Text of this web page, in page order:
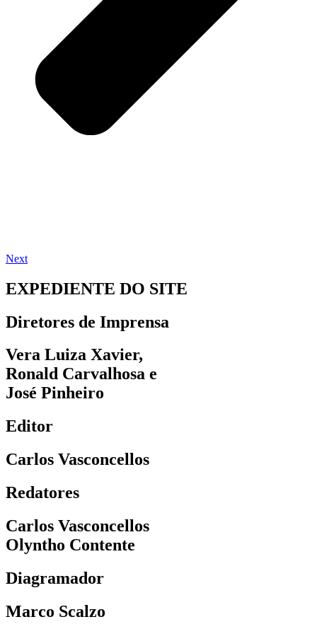
Next
EXPEDIENTE DO SITE
Diretores de Imprensa
Vera Luiza Xavier,
Ronald Carvalhosa e
José Pinheiro
Editor
Carlos Vasconcellos
Redatores
Carlos Vasconcellos
Olyntho Contente
Diagramador
Marco Scalzo